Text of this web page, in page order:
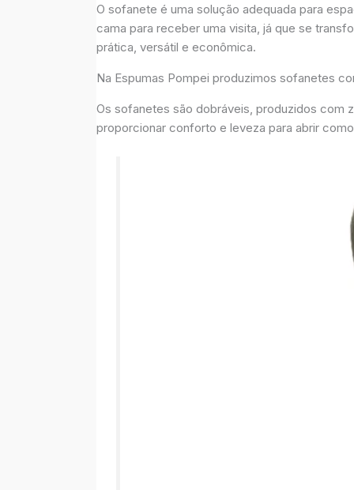
O sofanete é uma solução adequada para
cama para receber uma visita, já que se
prática, versátil e econômica.
Na Espumas Pompei produzimos sofanetes
Os sofanetes são dobráveis, produzidos com
proporcionar conforto e leveza para abrir